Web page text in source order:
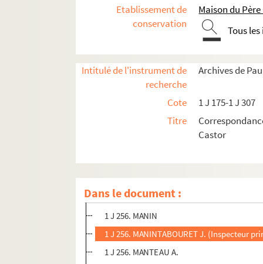
Etablissement de
conservation
Maison du
Tous
Intitulé de l'instrument de
recherche
Archives de
Cote
1 J 175-1 J 307
Titre
Castor
Dans le document :
1 J 255. MALE René (Instituteur à Chouzy-
1 J 255. MALEYSSON Paul (Instituteur à
1 J 255. MALIGNON Cl.
1 J 255. MALIGNON Jean
1 J 255. MALLET Louis (Directrice d'école
1 J 256. MALTOT (Inspecteur des douane)
1 J 256. MANGE Léone (Colonie maternelle
1 J 256. MANGIONE (Maison d'édition à
1 J 256. MANIER Stéphane (Rédacteur
1 J 256. MANIN
1 J 256. MANINTABOURET J. (Inspecteur
1 J 256. MANTEAU A.